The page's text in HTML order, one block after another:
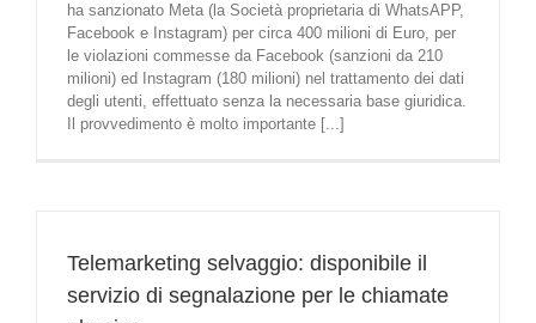
ha sanzionato Meta (la Società proprietaria di WhatsAPP,
Facebook e Instagram) per circa 400 milioni di Euro, per
le violazioni commesse da Facebook (sanzioni da 210
milioni) ed Instagram (180 milioni) nel trattamento dei dati
degli utenti, effettuato senza la necessaria base giuridica.
Il provvedimento è molto importante [...]
Telemarketing selvaggio: disponibile il
servizio di segnalazione per le chiamate